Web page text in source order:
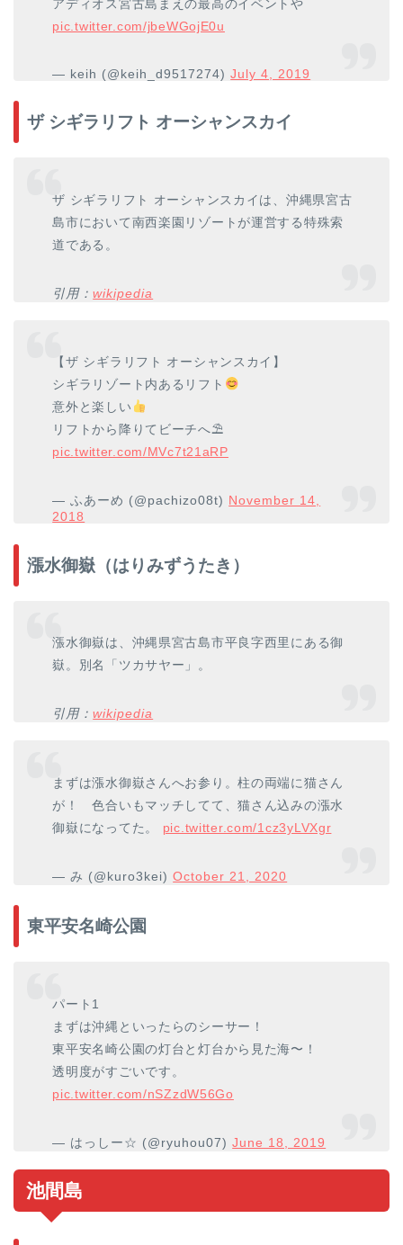
アディオス宮古島まえの最高のイベントや
pic.twitter.com/jbeWGojE0u
— keih (@keih_d9517274)July 4, 2019
ザ シギラリフト オーシャンスカイ
ザ シギラリフト オーシャンスカイは、沖縄県宮古
島市において南西楽園リゾートが運営する特殊索
道である。
引用：wikipedia
【ザ シギラリフト オーシャンスカイ】
シギラリゾート内あるリフト
意外と楽しい
リフトから降りてビーチへ⛱
pic.twitter.com/MVc7t21aRP
— ふあーめ (@pachizo08t) November 14,
2018
漲水御嶽（はりみずうたき）
漲水御嶽は、沖縄県宮古島市平良字西里にある御
嶽。別名「ツカサヤー」。
引用：wikipedia
まずは漲水御嶽さんへお参り。柱の両端に猫さん
が！ 色合いもマッチしてて、猫さん込みの漲水
御嶽になってた。 pic.twitter.com/1cz3yLVXgr
— み (@kuro3kei)October 21, 2020
東平安名崎公園
パート1
まずは沖縄といったらのシーサー！
東平安名崎公園の灯台と灯台から見た海〜！
透明度がすごいです。
pic.twitter.com/nSZzdW56Go
— はっしー☆ (@ryuhou07)June 18, 2019
池間島